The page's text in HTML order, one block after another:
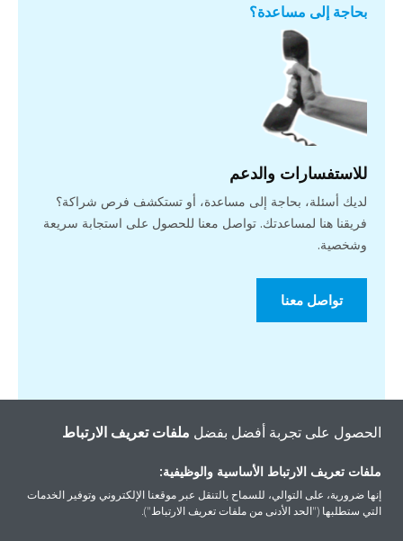
بحاجة إلى مساعدة؟
للاستفسارات والدعم
لديك أسئلة، بحاجة إلى مساعدة، أو تستكشف فرص شراكة؟
فريقنا هنا لمساعدتك. تواصل معنا للحصول على استجابة سريعة
وشخصية.
تواصل معنا
الحصول على تجربة أفضل بفضل ملفات تعريف الارتباط
ملفات تعريف الارتباط الأساسية والوظيفية:
إنها ضرورية، على التوالي، للسماح بالتنقل عبر موقعنا الإلكتروني وتوفير الخدمات
التي ستطلبها ("الحد الأدنى من ملفات تعريف الارتباط").